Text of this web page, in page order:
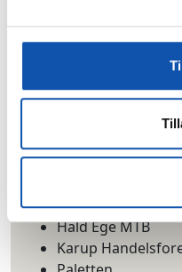
Foruden
og
B67
Bruunshåb-
Hald Ege -
Hald Ege MTB
Karup